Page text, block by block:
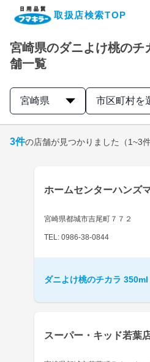
取扱店検索TOP
企業・IR情報サイト
製品情報サイト
取扱店検索はこちら
宮崎県のダニよけ桃の
舗一覧
宮崎県 市区町村を
3件の店舗が見つかりました （1~3
ホームセンターハンズ
宮崎県都城市吉尾町７７２
TEL: 0986-38-0844
ダニよけ桃のチカラ 350ml
スーパー・キッド若葉